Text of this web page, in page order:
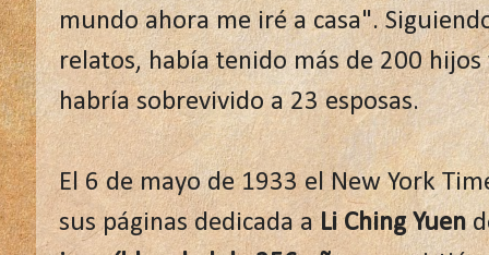
mundo ahora me iré a casa".
relatos, había tenido más de 200 hijos
habría sobrevivido a 23 esposas.
El 6 de mayo de 1933 el New York
sus páginas dedicada aLi Ching Yuen